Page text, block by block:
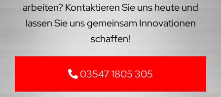
arbeiten? Kontaktieren Sie uns heute und
lassen Sie uns gemeinsam Innovationen
schaffen!
03547 1805 305